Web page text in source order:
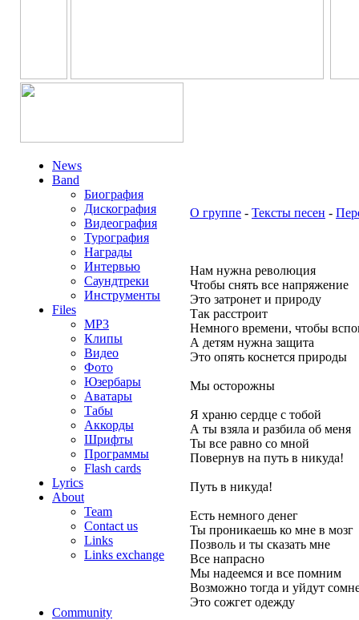
News
Band
Биография
Дискография
Видеография
Турография
Награды
Интервью
Саундтреки
Инструменты
Files
MP3
Клипы
Видео
Фото
Юзербары
Аватары
Табы
Аккорды
Шрифты
Программы
Flash cards
Lyrics
About
Team
Contact us
Links
Links exchange
Community
О группе - Тексты песен -
Нам нужна революция
Чтобы снять все напряжение
Это затронет и природу
Так расстроит
Немного времени, чтобы
А детям нужна защита
Это опять коснется природы
Мы осторожны
Я храню сердце с тобой
А ты взяла и разбила об меня
Ты все равно со мной
Повернув на путь в никуда!
Путь в никуда!
Есть немного денег
Ты проникаешь ко мне в мозг
Позволь и ты сказать мне
Все напрасно
Мы надеемся и все помним
Возможно тогда и уйдут
Это сожгет одежду